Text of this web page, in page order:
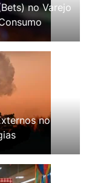
no Varejo
no